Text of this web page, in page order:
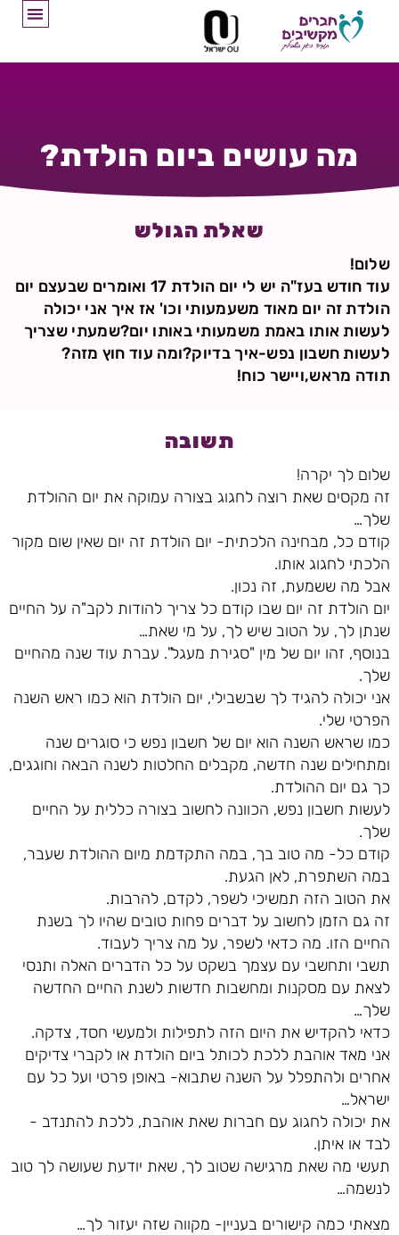
מה עושים ביום הולדת?
שאלת הגולש
שלום!
עוד חודש בעז"ה יש לי יום הולדת 17 ואומרים שבעצם יום
הולדת זה יום מאוד משעמעותי וכו' אז איך אני יכולה
לעשות אותו באמת משמעותי באותו יום?שמעתי שצריך
לעשות חשבון נפש-איך בדיוק?ומה עוד חוץ מזה?
תודה מראש,ויישר כוח!
תשובה
שלום לך יקרה!
זה מקסים שאת רוצה לחגוג בצורה עמוקה את יום ההולדת
שלך…
קודם כל, מבחינה הלכתית- יום הולדת זה יום שאין שום מקור
הלכתי לחגוג אותו.
אבל מה ששמעת, זה נכון.
יום הולדת זה יום שבו קודם כל צריך להודות לקב"ה על החיים
שנתן לך, על הטוב שיש לך, על מי שאת…
בנוסף, זהו יום של מין "סגירת מעגל". עברת עוד שנה מהחיים
שלך.
אני יכולה להגיד לך שבשבילי, יום הולדת הוא כמו ראש השנה
הפרטי שלי.
כמו שראש השנה הוא יום של חשבון נפש כי סוגרים שנה
ומתחילים שנה חדשה, מקבלים החלטות לשנה הבאה וחוגגים,
כך גם יום ההולדת.
לעשות חשבון נפש, הכוונה לחשוב בצורה כללית על החיים
שלך.
קודם כל- מה טוב בך, במה התקדמת מיום ההולדת שעבר,
במה השתפרת, לאן הגעת.
את הטוב הזה תמשיכי לשפר, לקדם, להרבות.
זה גם הזמן לחשוב על דברים פחות טובים שהיו לך בשנת
החיים הזו. מה כדאי לשפר, על מה צריך לעבוד.
תשבי ותחשבי עם עצמך בשקט על כל הדברים האלה ותנסי
לצאת עם מסקנות ומחשבות חדשות לשנת החיים החדשה
שלך…
כדאי להקדיש את היום הזה לתפילות ולמעשי חסד, צדקה.
אני מאד אוהבת ללכת לכותל ביום הולדת או לקברי צדיקים
אחרים ולהתפלל על השנה שתבוא- באופן פרטי ועל כל עם
ישראל…
את יכולה לחגוג עם חברות שאת אוהבת, ללכת להתנדב -
לבד או איתן.
תעשי מה שאת מרגישה שטוב לך, שאת יודעת שעושה לך טוב
לנשמה…
מצאתי כמה קישורים בעניין- מקווה שזה יעזור לך…